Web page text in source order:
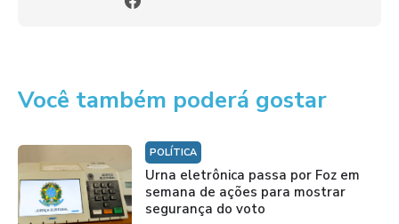
Você também poderá gostar
POLÍTICA
Urna eletrônica passa por Foz em
semana de ações para mostrar
segurança do voto